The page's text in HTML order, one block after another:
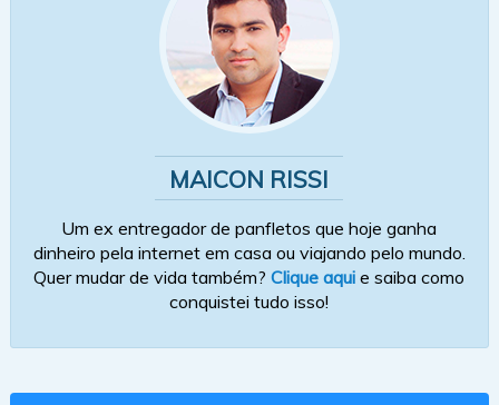
MAICON RISSI
Um ex entregador de panfletos que hoje ganha
dinheiro pela internet em casa ou viajando pelo mundo.
Quer mudar de vida também?Clique aqui e saiba como
conquistei tudo isso!